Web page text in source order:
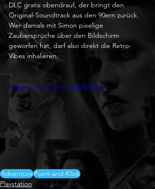
DLC gratis obendrauf, der bringt den
Original-Soundtrack aus den 90ern zurück.
Wer damals mit Simon pixelige
Zaubersprüche über den Bildschirm
geworfen hat, darf also direkt die Retro-
Vibes inhalieren.
https://youtu.be/NEt3IplBQeA
AdventurePoint-and-Klick
Playstation